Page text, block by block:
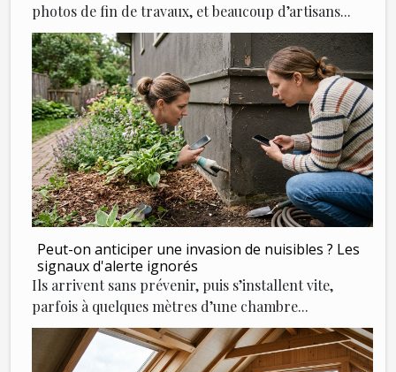
photos de fin de travaux, et beaucoup d’artisans...
Peut-on anticiper une invasion de nuisibles ? Les
signaux d'alerte ignorés
Ils arrivent sans prévenir, puis s’installent vite,
parfois à quelques mètres d’une chambre...